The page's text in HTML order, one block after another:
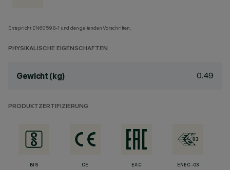
Entspricht EN60598-1 und den geltenden Vorschriften.
PHYSIKALISCHE EIGENSCHAFTEN
Gewicht (kg) 0.49
PRODUKTZERTIFIZIERUNG
BIS CE EAC ENEC-03